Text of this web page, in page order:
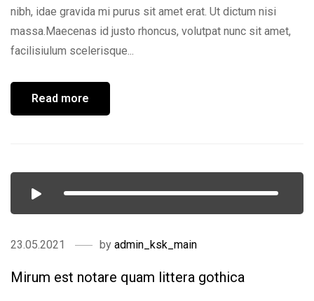
nibh, idae gravida mi purus sit amet erat. Ut dictum nisi
massa.Maecenas id justo rhoncus, volutpat nunc sit amet,
facilisiulum scelerisque...
Read more
23.05.2021 by admin_ksk_main
Mirum est notare quam littera gothica